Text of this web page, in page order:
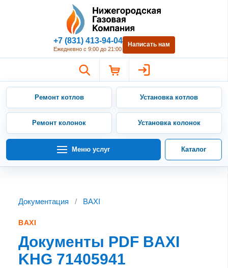
Нижегородская Газовая
+7 (831) 413-94-04
Ежедневно с 9:00 до 21:00
Написать нам
Ремонт котлов Установка котлов
Ремонт колонок Установка колонок
Меню услуг Каталог
Документация / BAXI
BAXI
Документы PDF BAXI
KHG 71405941